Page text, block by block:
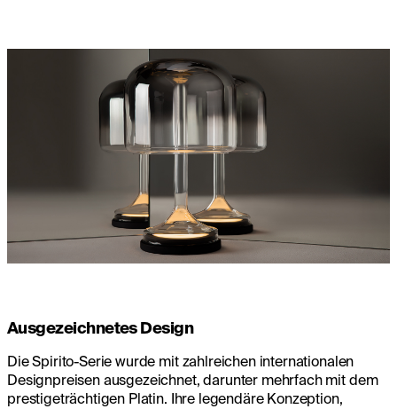
Ausgezeichnetes Design
Die Spirito-Serie wurde mit zahlreichen internationalen
Designpreisen ausgezeichnet, darunter mehrfach mit dem
prestigeträchtigen Platin. Ihre legendäre Konzeption,